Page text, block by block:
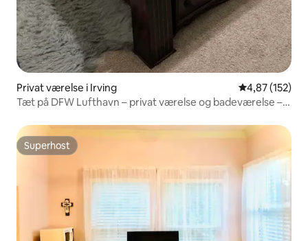
Privat værelse i Irving 4,87 ud af 5 i
4,87 (152)
Tæt på DFW Lufthavn – privat værelse og badeværelse –
Superhost
Superhost